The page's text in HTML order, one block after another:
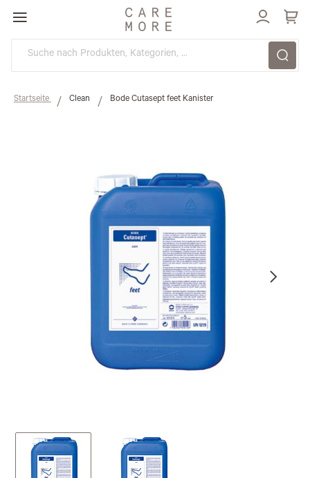
Direkt
zum
Inhalt
Startseite Clean Bode Cutasept feet Kanister